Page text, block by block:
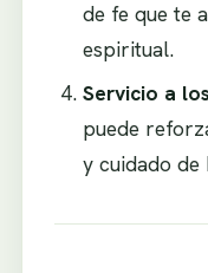
de fe que te
espiritual.
Servicio a
puede
y cuidado de